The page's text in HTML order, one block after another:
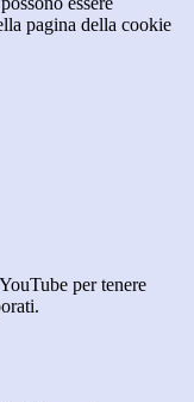
pagina della cookie
per tenere